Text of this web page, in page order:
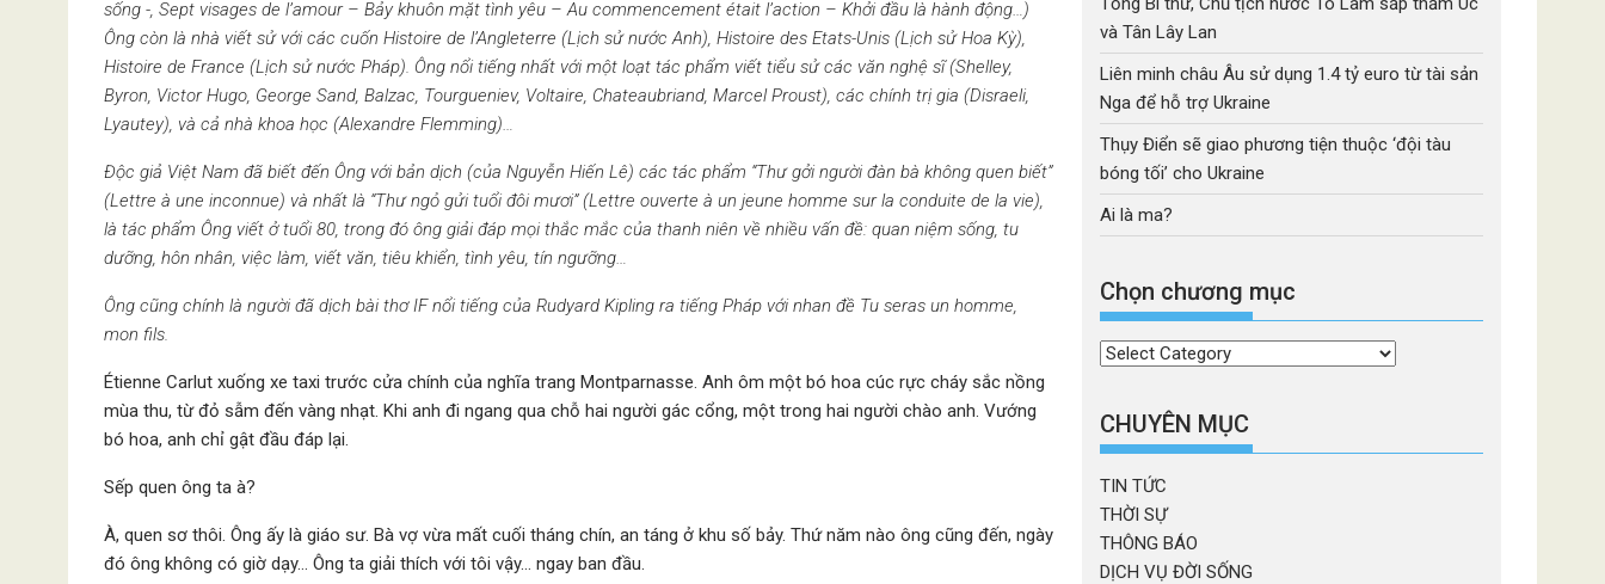
sống -, Sept visages de l’amour – Bảy khuôn mặt tình yêu –Au commencement était l’action – Khởi đầu là hành động…)
Ông còn là nhà viết sử với các cuốn Histoire de l’Angleterre (Lịch sử nước Anh), Histoire des Etats-Unis (Lịch sử Hoa Kỳ),
Histoire de France (Lịch sử nước Pháp). Ông nổi tiếng nhất với một loạt tác phẩm viết tiểu sử các văn nghệ sĩ(Shelley,
Byron, Victor Hugo, George Sand, Balzac, Tourgueniev, Voltaire, Chateaubriand, Marcel Proust), các chính trị gia (Disraeli,
Lyautey), và cả nhà khoa học (Alexandre Flemming)…
Độc giả Việt Nam đã biết đến Ông với bản dịch (của Nguyễn Hiến Lê) các tác phẩm “Thư gởi người đàn bà không quen biết”
(Lettre à une inconnue) và nhất là “Thư ngỏ gửi tuổi đôi mươi”(Lettre ouverte à un jeune homme sur la conduite de la vie),
là tác phẩm Ông viết ở tuổi 80, trong đó ông giải đáp mọi thắc mắc của thanh niên về nhiều vấn đề: quan niệm sống, tu
dưỡng, hôn nhân, việc làm, viết văn, tiêu khiển, tình yêu, tín ngưỡng…
Ông cũng chính là người đã dịch bài thơ IF nổi tiếng của Rudyard Kipling ra tiếng Pháp với nhan đề Tu seras un homme,
mon fils.
Étienne Carlut xuống xe taxi trước cửa chính của nghĩa trang Montparnasse. Anh ôm một bó hoa cúc rực cháy sắc nồng
mùa thu, từ đỏ sẫm đến vàng nhạt. Khi anh đi ngang qua chỗ hai người gác cổng, một trong hai người chào anh. Vướng
bó hoa, anh chỉ gật đầu đáp lại.
Sếp quen ông ta à?
À, quen sơ thôi. Ông ấy là giáo sư. Bà vợ vừa mất cuối tháng chín, an táng ở khu số bảy. Thứ năm nào ông cũng đến, ngày
đó ông không có giờ dạy… Ông ta giải thích với tôi vậy… ngay ban đầu.
và Tân Lây Lan
Liên minh châu Âu sử dụng 1.4 tỷ euro từ tài sản
Nga để hỗ trợ Ukraine
Thụy Điển sẽ giao phương tiện thuộc ‘đội tàu
bóng tối’ cho Ukraine
Ai là ma?
Chọn chương mục
Chọn
mục
CHUYÊN MỤC
TIN TỨC
THỜI SỰ
THÔNG BÁO
DỊCH VỤ ĐỜI SỐNG